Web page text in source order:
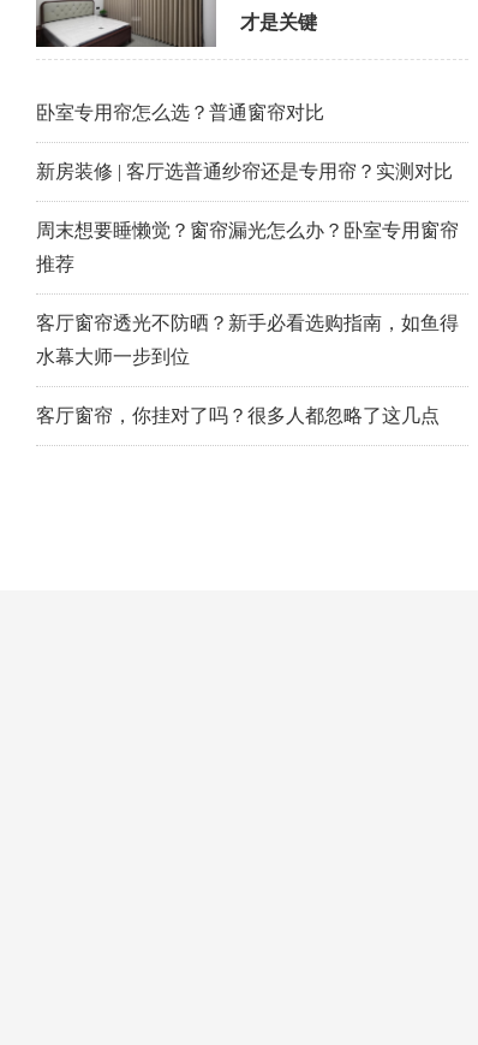
才是关键
卧室专用帘怎么选？普通窗帘对比
新房装修 | 客厅选普通纱帘还是专用帘？实测对比
周末想要睡懒觉？窗帘漏光怎么办？卧室专用窗帘
推荐
客厅窗帘透光不防晒？新手必看选购指南，如鱼得
水幕大师一步到位
客厅窗帘，你挂对了吗？很多人都忽略了这几点